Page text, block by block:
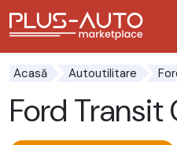
Acasă Autoutilitare
Ford Transit